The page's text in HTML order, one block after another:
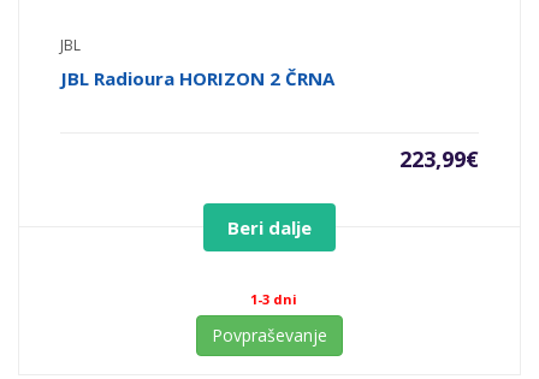
JBL
JBL Radioura HORIZON 2 ČRNA
223,99€
Beri dalje
1-3 dni
Povpraševanje